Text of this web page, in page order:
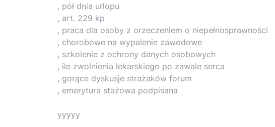
, pół dnia urlopu
, art. 229 kp
, praca dla osoby z orzeczeniem o niepełnosprawności
, chorobowe na wypalenie zawodowe
, szkolenie z ochrony danych osobowych
, ile zwolnienia lekarskiego po zawale serca
, gorące dyskusje strażaków forum
, emerytura stażowa podpisana
yyyyy